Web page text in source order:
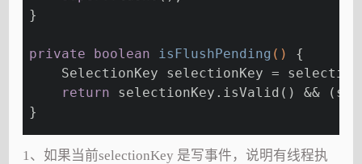
}
private boolean isFlushPending ()
{
SelectionKey selectionKey =
return selectionKey.isValid() &&
}
1、如果当前selectionKey 是写事件，说明有线程执